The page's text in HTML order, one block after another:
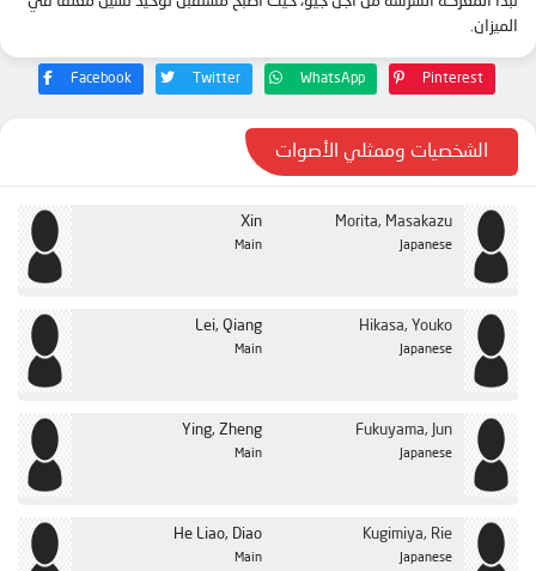
الميزان.
Facebook Twitter WhatsApp Pinterest
الشخصيات وممثلي الأصوات
Xin
Main
Morita, Masakazu
Japanese
Lei, Qiang
Main
Hikasa, Youko
Japanese
Ying, Zheng
Main
Fukuyama, Jun
Japanese
He Liao, Diao
Main
Kugimiya, Rie
Japanese